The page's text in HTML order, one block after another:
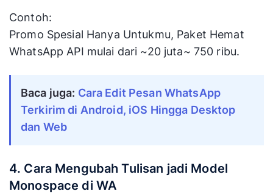
Contoh:
Promo Spesial Hanya Untukmu, Paket Hemat
WhatsApp API mulai dari ~20 juta~ 750 ribu.
Baca juga: Cara Edit Pesan WhatsApp
Terkirim di Android, iOS Hingga Desktop
dan Web
4. Cara Mengubah Tulisan jadi Model
Monospace di WA